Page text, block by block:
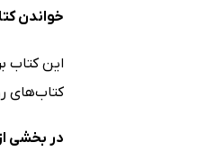
خواندن
این کتاب
کتاب‌های
در بخشی